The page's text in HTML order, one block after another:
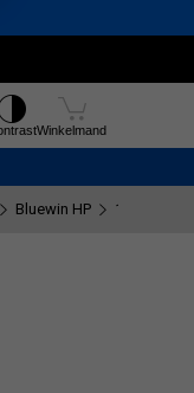
M
Winkelmand
Bluewin HP 165/65 R14